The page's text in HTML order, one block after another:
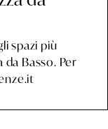
spazi più
Basso. Per